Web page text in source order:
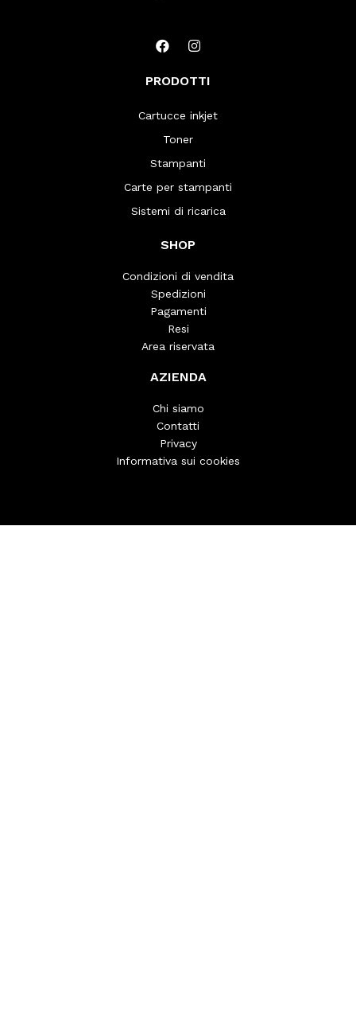
PRODOTTI
Cartucce inkjet
Toner
Stampanti
Carte per stampanti
Sistemi di ricarica
SHOP
Condizioni di vendita
Spedizioni
Pagamenti
Resi
Area riservata
AZIENDA
Chi siamo
Contatti
Privacy
Informativa sui cookies